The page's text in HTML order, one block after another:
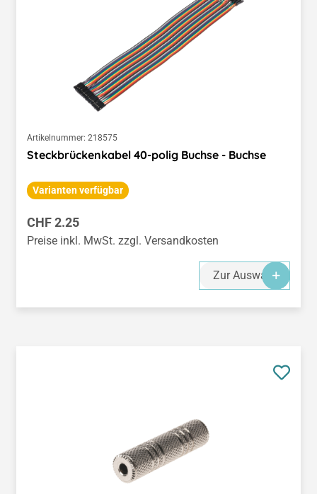
Artikelnummer: 218575
Steckbrückenkabel 40-polig Buchse - Buchse
Varianten verfügbar
Regulärer Preis:
CHF 2.25
Preise inkl. MwSt. zzgl. Versandkosten
Zur Auswahl